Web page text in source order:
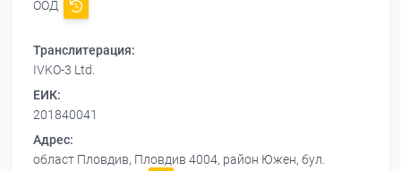
ООД
Транслитерация:
IVKO-3 Ltd.
ЕИК:
201840041
Адрес:
област Пловдив, Пловдив 4004, район Южен, бул.